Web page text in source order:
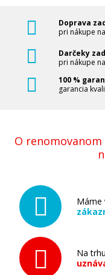
Doprava
pri nákupe
Darčeky
pri nákupe
100 %
garancia
O
Máme
Na trhu